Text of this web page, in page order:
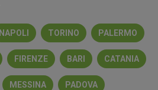
NAPOLI TORINO PALERMO
FIRENZE BARI CATANIA
MESSINA PADOVA